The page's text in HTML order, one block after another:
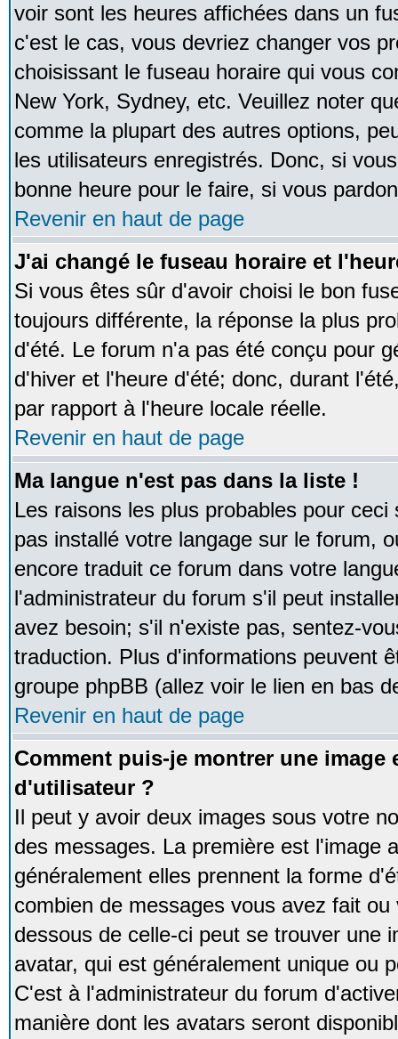
voir sont les heures affichées dans un
c'est le cas, vous devriez changer vos
choisissant le fuseau horaire qui vous
New York, Sydney, etc. Veuillez noter
comme la plupart des autres options,
les utilisateurs enregistrés. Donc, si
bonne heure pour le faire, si vous
Revenir en haut de page
J'ai changé le fuseau horaire et
Si vous êtes sûr d'avoir choisi le bon
toujours différente, la réponse la plus
d'été. Le forum n'a pas été conçu pour
d'hiver et l'heure d'été; donc, durant
par rapport à l'heure locale réelle.
Revenir en haut de page
Ma langue n'est pas dans la liste !
Les raisons les plus probables pour
pas installé votre langage sur le forum,
encore traduit ce forum dans votre
l'administrateur du forum s'il peut
avez besoin; s'il n'existe pas, sentez-
traduction. Plus d'informations peuvent
groupe phpBB (allez voir le lien en bas
Revenir en haut de page
Comment puis-je montrer une image
d'utilisateur ?
Il peut y avoir deux images sous votre
des messages. La première est l'image
généralement elles prennent la forme
combien de messages vous avez fait
dessous de celle-ci peut se trouver une
avatar, qui est généralement unique ou
C'est à l'administrateur du forum
manière dont les avatars seront